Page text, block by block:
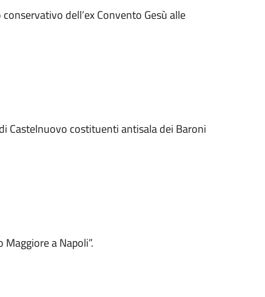
dell’ex Convento Gesù alle
Castelnuovo costituenti antisala dei Baroni
a Napoli”.